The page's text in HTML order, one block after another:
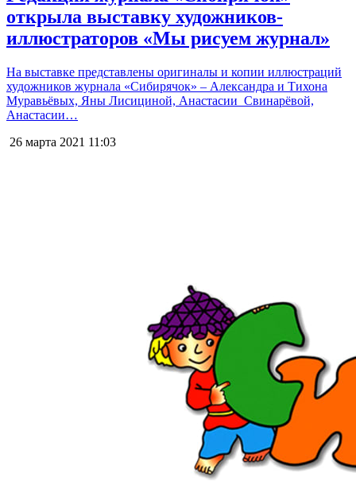
открыла выставку художников-
иллюстраторов «Мы рисуем журнал»
На выставке представлены оригиналы и копии иллюстраций
художников журнала «Сибирячок» – Александра и Тихона
Муравьёвых, Яны Лисициной, Анастасии Свинарёвой,
Анастасии…
26 марта 2021 11:03